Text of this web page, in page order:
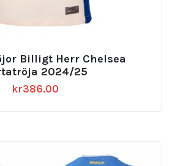
Billigt Herr Chelsea
2024/25
kr386.00